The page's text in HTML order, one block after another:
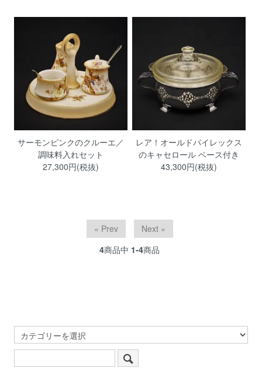
サーモンピンクのクルーエ／
調味料入れセット
27,300円(税抜)
レア！オールドパイレックス
のキャセロール ベース付き
43,300円(税抜)
« Prev
Next »
4商品中 1-4商品